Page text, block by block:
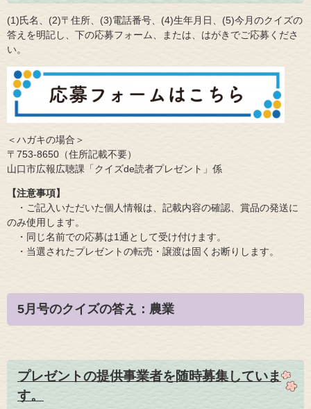
​(1)氏名、(2)〒住所、(3)電話番号、(4)生年月日、(5)今月のクイズの
答えを明記し、下の応募フォーム、または、はがきでご応募くださ
い。
＜ハガキの場合＞
〒753-8650（住所記載不要）
山口市広報広聴課「クイズde読者プレゼント」係
【注意事項】
・ご記入いただいた個人情報は、記載内容の確認、賞品の発送に
のみ使用します。
・同じ名前での応募は1通として受け付けます。
・当選されたプレゼントの転売・譲渡は固くお断りします。
5月号のクイズの答え：農業
プレゼントの提供事業者を随時募集していま
す。